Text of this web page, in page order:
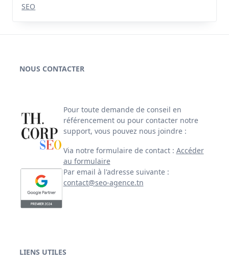
SEO
NOUS CONTACTER
Pour toute demande de conseil en
référencement ou pour contacter notre
support, vous pouvez nous joindre :
Via notre formulaire de contact : Accéder
au formulaire
Par email à l'adresse suivante :
contact@seo-agence.tn
LIENS UTILES